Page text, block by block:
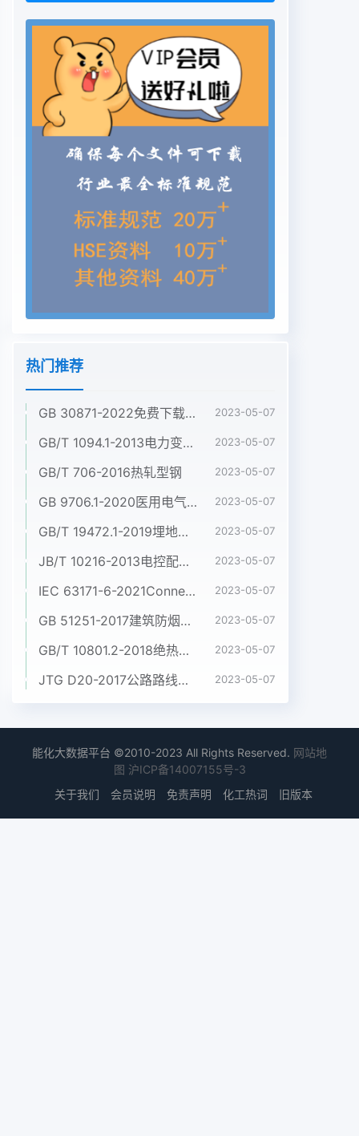
热门推荐
GB 30871-2022免费下载危险化学品企业特殊作业安全规范 2023-05-07
GB/T 1094.1-2013电力变压器 第1部分:总则 2023-05-07
GB/T 706-2016热轧型钢 2023-05-07
GB 9706.1-2020医用电气设备 第1部分:基本安全和基本性能的通用要求 2023-05-07
GB/T 19472.1-2019埋地用聚乙烯(PE)结构壁管道系统 第1部分:聚乙烯双壁波纹管材 2023-05-07
JB/T 10216-2013电控配电用电缆桥架 2023-05-07
IEC 63171-6-2021Connectors for electrical and electronic equipment - Part 6: Detail specification for 2-way and 4-way (data/power), shielded, free and fixed connectors for power and data transmission with frequencies up to 600 MHz 2023-05-07
GB 51251-2017建筑防烟排烟系统技术标准 2023-05-07
GB/T 10801.2-2018绝热用挤塑聚苯乙烯泡沫塑料(XPS) 2023-05-07
JTG D20-2017公路路线设计规范 2023-05-07
能化大数据平台 ©2010-2023 All Rights Reserved. 网站地
图 沪ICP备14007155号-3
关于我们
会员说明 免责声明 化工热词 旧版本